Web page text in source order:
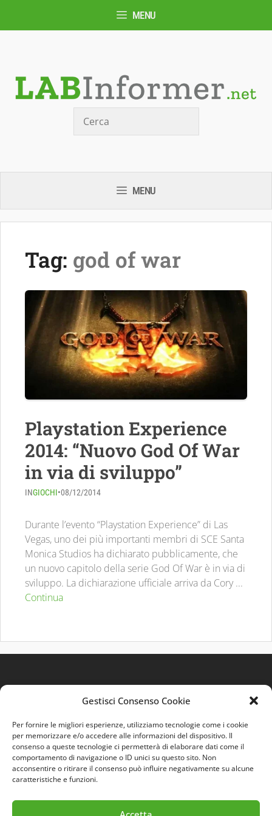
Gestisci Consenso Cookie
Per fornire le migliori esperienze, utilizziamo tecnologie come i cookie
per memorizzare e/o accedere alle informazioni del dispositivo. Il
consenso a queste tecnologie ci permetterà di elaborare dati come il
comportamento di navigazione o ID unici su questo sito. Non
acconsentire o ritirare il consenso può influire negativamente su alcune
caratteristiche e funzioni.
MENU
MENU
Tag: god of war
Playstation Experience
2014: “Nuovo God Of War
in via di sviluppo”
INGIOCHI•08/12/2014
Durante l’evento “Playstation Experience” di Las
Vegas, uno dei più importanti membri di SCE Santa
Monica Studios ha dichiarato pubblicamente, che
un nuovo capitolo della serie God Of War è in via di
sviluppo. La dichiarazione ufficiale arriva da Cory ...
Continua
Quest'opera è distribuita con LicenzaCreative
Commons 3.0 Italia.